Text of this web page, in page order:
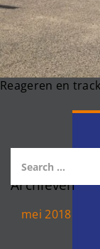
Reageren en
Archieven
mei 2018